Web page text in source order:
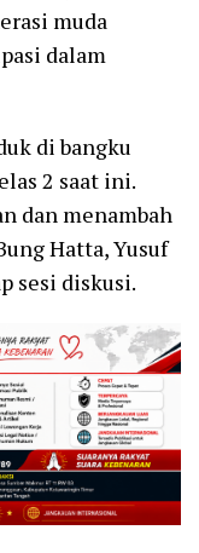
muda
dalam
di bangku
2 saat ini.
dan menambah
Hatta, Yusuf
sesi diskusi.